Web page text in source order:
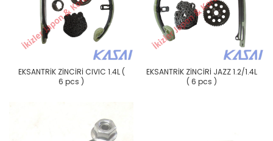
EKSANTRİK ZİNCİRİ CIVIC 1.4L (
6 pcs )
EKSANTRİK ZİNCİRİ JAZZ 1.2/1.4L
( 6 pcs )